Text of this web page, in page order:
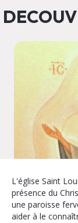
L'église Saint
présence du
une paroisse
aider à le